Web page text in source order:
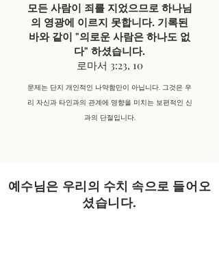
모든 사람이 죄를 지었으므로 하나님
의 영광에 이르지 못합니다. 기록된
바와 같이 "의로운 사람은 하나도 없
다" 하셨습니다.
로마서 3:23, 10
문제는 단지 개인적인 나약함만이 아닙니다. 그것은 우
리 자신과 타인과의 관계에 영향을 미치는 보편적인 신
과의 단절입니다.
예수님은 우리의 수치 속으로 들어오
셨습니다.